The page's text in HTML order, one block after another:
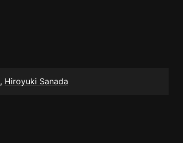
, Hiroyuki Sanada